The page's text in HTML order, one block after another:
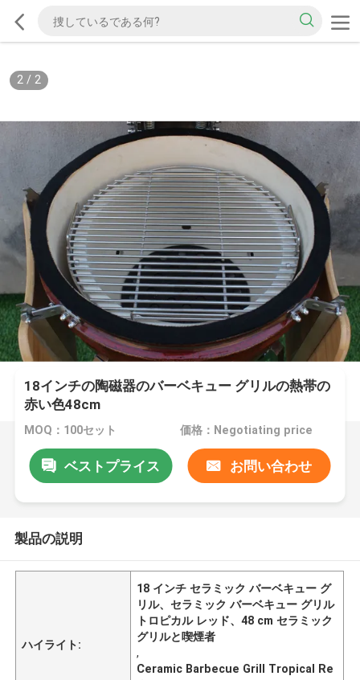
2/ 2
18インチの陶磁器のバーベキュー グリルの熱帯の
赤い色48cm
MOQ：100セット 価格：Negotiating price
ベストプライス お問い合わせ
製品の説明
ハイライト:
18 インチ セラミック バーベキュー グ
リル、セラミック バーベキュー グリル
トロピカル レッド、48 cm セラミック
グリルと喫煙者
,
Ceramic Barbecue Grill Tropical Re